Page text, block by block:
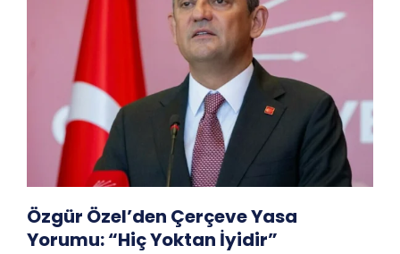
Özgür Özel’den Çerçeve Yasa
Yorumu: “Hiç Yoktan İyidir”